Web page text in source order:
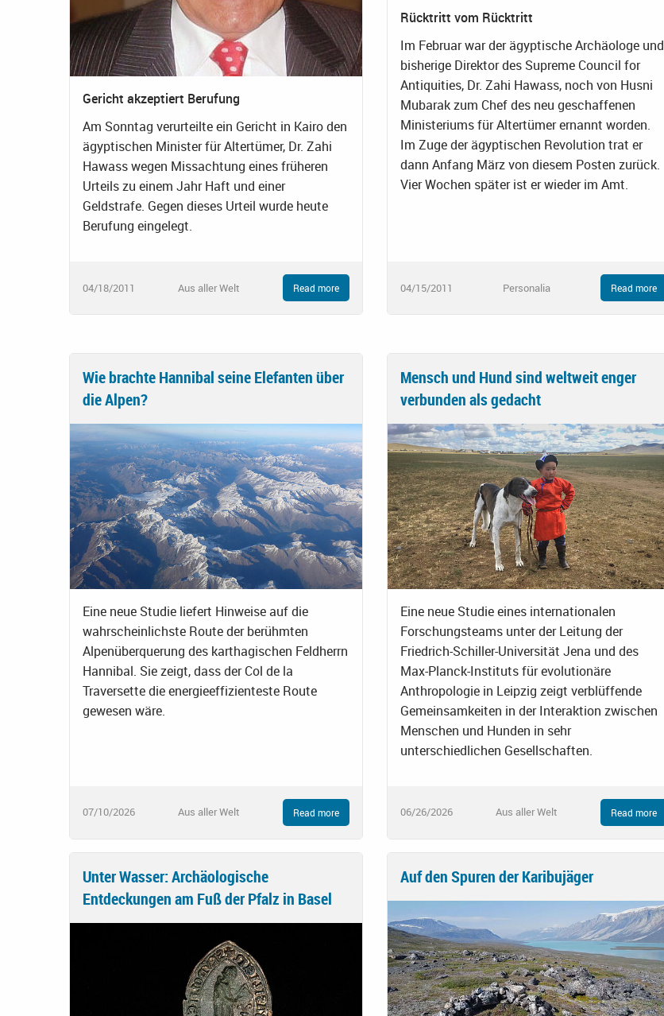
Gericht akzeptiert Berufung
Am Sonntag verurteilte ein Gericht in Kairo den
ägyptischen Minister für Altertümer, Dr. Zahi
Hawass wegen Missachtung eines früheren
Urteils zu einem Jahr Haft und einer
Geldstrafe. Gegen dieses Urteil wurde heute
Berufung eingelegt.
04/18/2011 Aus aller Welt Read more
Rücktritt vom Rücktritt
Im Februar war der ägyptische Archäologe und
bisherige Direktor des Supreme Council for
Antiquities, Dr. Zahi Hawass, noch von Husni
Mubarak zum Chef des neu geschaffenen
Ministeriums für Altertümer ernannt worden.
Im Zuge der ägyptischen Revolution trat er
dann Anfang März von diesem Posten zurück.
Vier Wochen später ist er wieder im Amt.
04/15/2011 Personalia Read more
Wie brachte Hannibal seine Elefanten über
die Alpen?
Eine neue Studie liefert Hinweise auf die
wahrscheinlichste Route der berühmten
Alpenüberquerung des karthagischen Feldherrn
Hannibal. Sie zeigt, dass der Col de la
Traversette die energieeffizienteste Route
gewesen wäre.
07/10/2026 Aus aller Welt Read more
Mensch und Hund sind weltweit enger
verbunden als gedacht
Eine neue Studie eines internationalen
Forschungsteams unter der Leitung der
Friedrich-Schiller-Universität Jena und des
Max-Planck-Instituts für evolutionäre
Anthropologie in Leipzig zeigt verblüffende
Gemeinsamkeiten in der Interaktion zwischen
Menschen und Hunden in sehr
unterschiedlichen Gesellschaften.
06/26/2026 Aus aller Welt Read more
Unter Wasser: Archäologische
Entdeckungen am Fuß der Pfalz in Basel
Auf den Spuren der Karibujäger